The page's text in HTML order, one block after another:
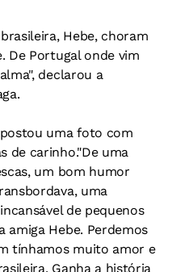
Hebe, choram
De Portugal onde vim
declarou a
uma foto com
de carinho."De uma
um bom humor
uma
de pequenos
amiga Hebe. Perdemos
tínhamos muito amor e
Ganha a história